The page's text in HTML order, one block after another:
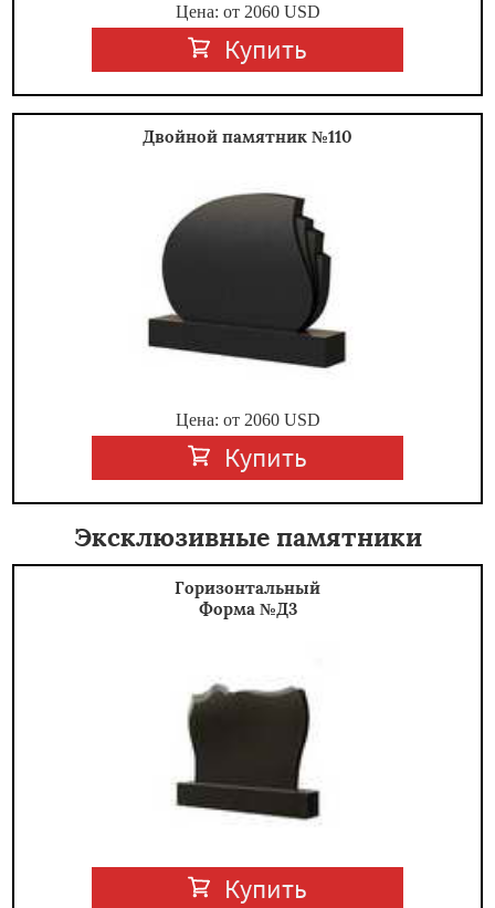
Цена: от 2060USD
Купить
Двойной памятник №110
Цена: от 2060USD
Купить
Эксклюзивные памятники
Горизонтальный
Форма №Д3
Купить